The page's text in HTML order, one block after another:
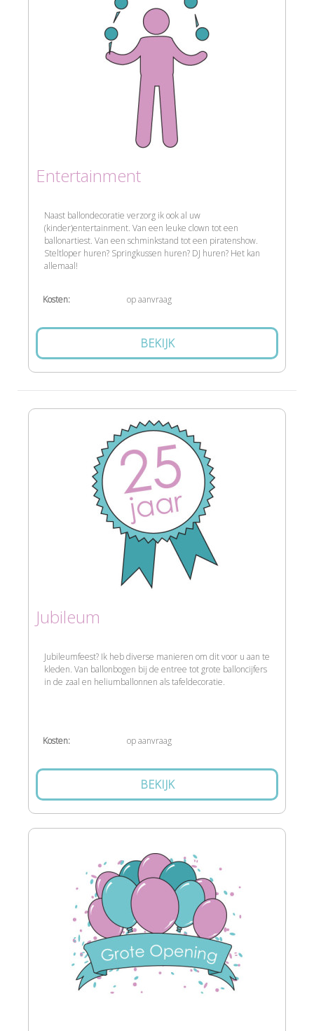
Entertainment
Naast ballondecoratie verzorg ik ook al uw
(kinder)entertainment. Van een leuke clown tot een
ballonartiest. Van een schminkstand tot een piratenshow.
Steltloper huren? Springkussen huren? DJ huren? Het kan
allemaal!
Kosten: op aanvraag
BEKIJK
Jubileum
Jubileumfeest? Ik heb diverse manieren om dit voor u aan te
kleden. Van ballonbogen bij de entree tot grote balloncijfers
in de zaal en heliumballonnen als tafeldecoratie.
Kosten: op aanvraag
BEKIJK